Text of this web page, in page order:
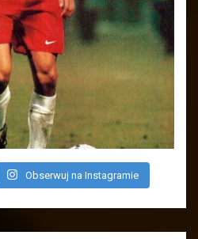
Obserwuj na Instagramie